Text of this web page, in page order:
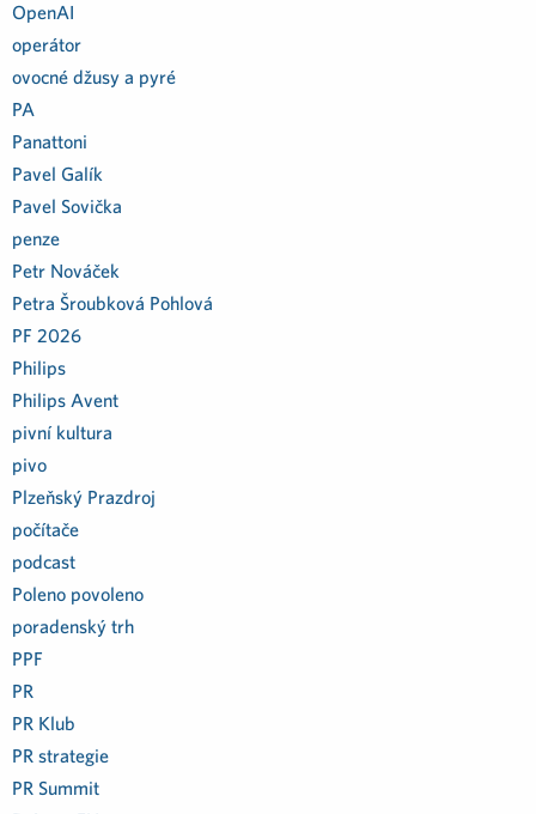
OpenAI
operátor
ovocné džusy a pyré
PA
Panattoni
Pavel Galík
Pavel Sovička
penze
Petr Nováček
Petra Šroubková Pohlová
PF 2026
Philips
Philips Avent
pivní kultura
pivo
Plzeňský Prazdroj
počítače
podcast
Poleno povoleno
poradenský trh
PPF
PR
PR Klub
PR strategie
PR Summit